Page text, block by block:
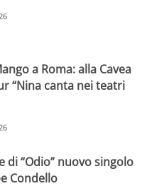
a Roma: alla Cavea
“Nina canta nei teatri
di “Odio” nuovo singolo
Condello